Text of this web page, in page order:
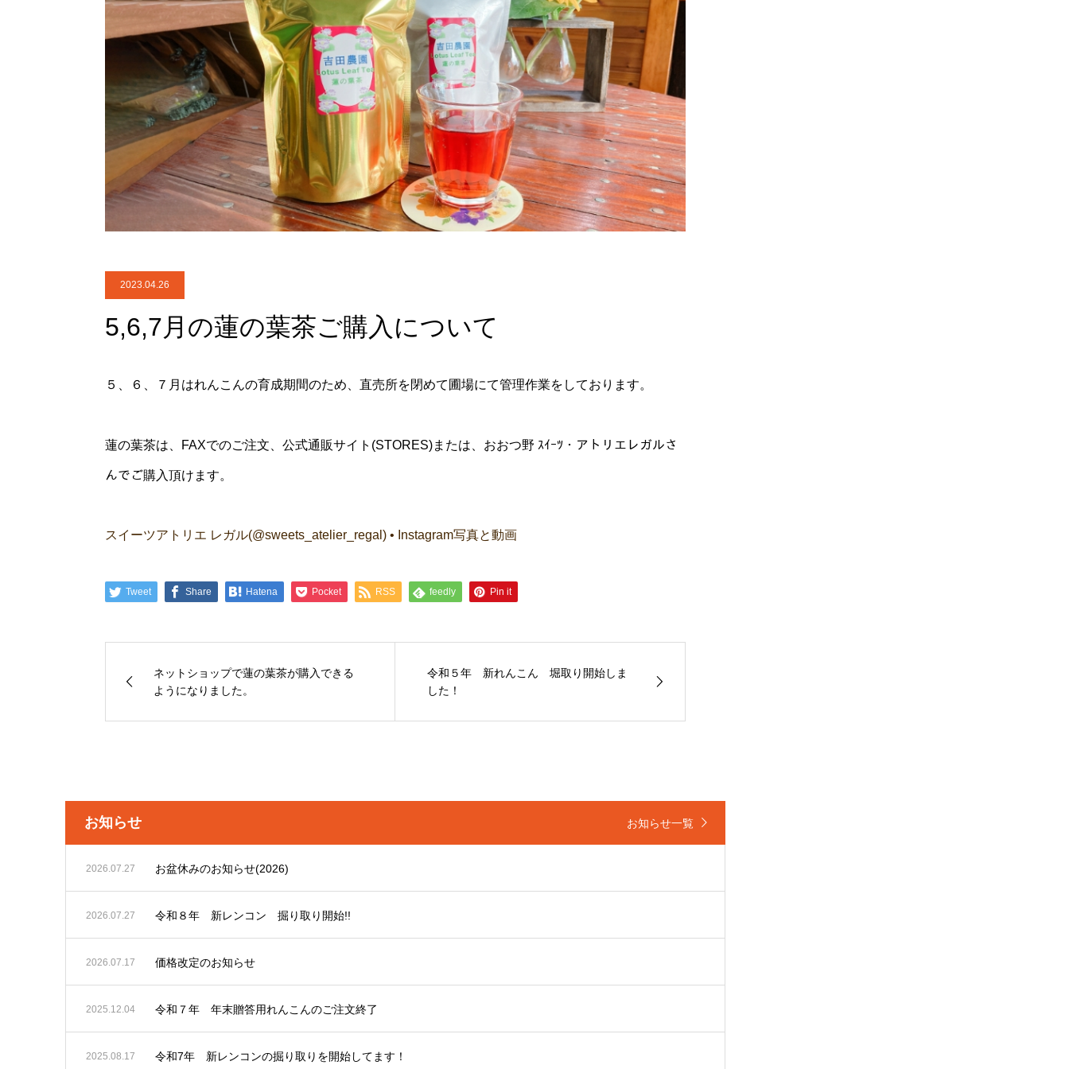
2023.04.26
5,6,7月の蓮の葉茶ご購入について
５、６、７月はれんこんの育成期間のため、直売所を閉めて圃場にて管理作業をしております。
蓮の葉茶は、FAXでのご注文、公式通販サイト(STORES)または、おおつ野 ｽｲｰﾂ・アトリエレガルさ
んでご購入頂けます。
スイーツアトリエ レガル(@sweets_atelier_regal) • Instagram写真と動画
Tweet Share Hatena Pocket RSS feedly Pin it
ネットショップで蓮の葉茶が購入できる
ようになりました。
令和５年 新れんこん 堀取り開始しま
した！
お知らせ お知らせ一覧
2026.07.27 お盆休みのお知らせ(2026)
2026.07.27 令和８年 新レンコン 掘り取り開始!!
2026.07.17 価格改定のお知らせ
2025.12.04 令和７年 年末贈答用れんこんのご注文終了
2025.08.17 令和7年 新レンコンの掘り取りを開始してます！